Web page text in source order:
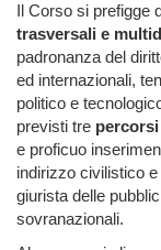
Il Corso si prefigge
trasversali e
padronanza del
ed internazionali,
politico e
previsti tre
e proficuo
indirizzo civilistico
giurista delle
sovranazionali.